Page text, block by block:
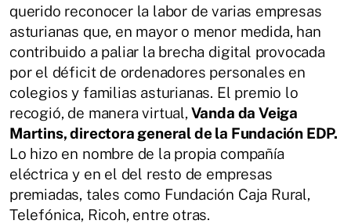
querido reconocer la labor de varias empresas
asturianas que, en mayor o menor medida, han
contribuido a paliar la brecha digital provocada
por el déficit de ordenadores personales en
colegios y familias asturianas. El premio lo
recogió, de manera virtual, Vanda da Veiga
Martins, directora general de la Fundación EDP.
Lo hizo en nombre de la propia compañía
eléctrica y en el del resto de empresas
premiadas, tales como Fundación Caja Rural,
Telefónica, Ricoh, entre otras.